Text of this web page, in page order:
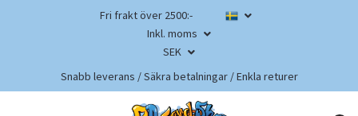
Fri frakt över 2500:-
Inkl. moms
SEK
Snabb leverans / Säkra betalningar / Enkla returer